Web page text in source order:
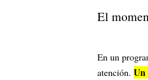
El
En un
atención. Un